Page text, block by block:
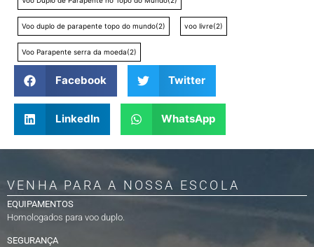
Voo duplo de parapente topo do mundo(2) voo livre(2)
Voo Parapente serra da moeda(2)
Facebook Twitter
LinkedIn WhatsApp
VENHA PARA A NOSSA ESCOLA
EQUIPAMENTOS
Homologados para voo duplo.
SEGURANÇA